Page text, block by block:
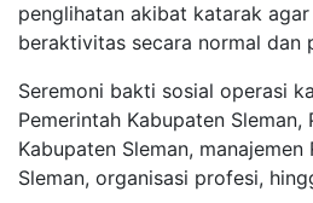
penglihatan akibat katarak
beraktivitas secara normal dan
Seremoni bakti sosial operasi
Pemerintah Kabupaten Sleman,
Kabupaten Sleman, manajemen
Sleman, organisasi profesi,